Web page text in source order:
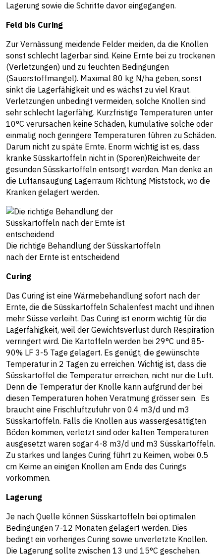
Lagerung sowie die Schritte davor eingegangen.
Feld bis Curing
Zur Vernässung meidende Felder meiden, da die Knollen
sonst schlecht lagerbar sind. Keine Ernte bei zu trockenen
(Verletzungen) und zu feuchten Bedingungen
(Sauerstoffmangel). Maximal 80 kg N/ha geben, sonst
sinkt die Lagerfähigkeit und es wächst zu viel Kraut.
Verletzungen unbedingt vermeiden, solche Knollen sind
sehr schlecht lagerfähig. Kurzfristige Temperaturen unter
10°C verursachen keine Schäden, kumulative solche oder
einmalig noch geringere Temperaturen führen zu Schäden.
Darum nicht zu späte Ernte. Enorm wichtig ist es, dass
kranke Süsskartoffeln nicht in (Sporen)Reichweite der
gesunden Süsskartoffeln entsorgt werden. Man denke an
die Luftansaugung Lagerraum Richtung Miststock, wo die
Kranken gelagert werden.
Die richtige Behandlung der Süsskartoffeln
nach der Ernte ist entscheidend
Curing
Das Curing ist eine Wärmebehandlung sofort nach der
Ernte, die die Süsskartoffeln Schalenfest macht und ihnen
mehr Süsse verleiht. Das Curing ist enorm wichtig für die
Lagerfähigkeit, weil der Gewichtsverlust durch Respiration
verringert wird. Die Kartoffeln werden bei 29°C und 85-
90% LF 3-5 Tage gelagert. Es genügt, die gewünschte
Temperatur in 2 Tagen zu erreichen. Wichtig ist, dass die
Süsskartoffel die Temperatur erreichen, nicht nur die Luft.
Denn die Temperatur der Knolle kann aufgrund der bei
diesen Temperaturen hohen Veratmung grösser sein. Es
braucht eine Frischluftzufuhr von 0.4 m3/d und m3
Süsskartoffeln. Falls die Knollen aus wassergesättigten
Böden kommen, verletzt sind oder kalten Temperaturen
ausgesetzt waren sogar 4-8 m3/d und m3 Süsskartoffeln.
Zu starkes und langes Curing führt zu Keimen, wobei 0.5
cm Keime an einigen Knollen am Ende des Curings
vorkommen.
Lagerung
Je nach Quelle können Süsskartoffeln bei optimalen
Bedingungen 7-12 Monaten gelagert werden. Dies
bedingt ein vorheriges Curing sowie unverletzte Knollen.
Die Lagerung sollte zwischen 13 und 15°C geschehen.